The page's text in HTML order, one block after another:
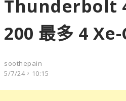
Thunderbolt
200 最多 4
soothepain
5/7/24，10:15